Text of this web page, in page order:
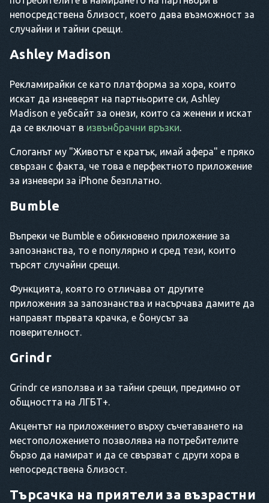
непосредствена близост, което дава възможност за
случайни и тайни срещи.
Ashley Madison
Рекламирайки се като платформа за хора, които
искат да изневерят на партньорите си, Ashley
Madison е уебсайт за онези, които са женени и искат
да се включат в извънбрачни връзки.
Слоганът му "Животът е кратък, имай афера" е пряко
свързан с факта, че това е перфектното приложение
за изневери за iPhone безплатно.
Bumble
Въпреки че Bumble е обикновено приложение за
запознанства, то е популярно и сред тези, които
търсят случайни срещи.
Функцията, която го отличава от другите
приложения за запознанства и насърчава дамите да
направят първата крачка, е бонусът за
поверителност.
Grindr
Grindr се използва и за тайни срещи, предимно от
общността на ЛГБТ+.
Акцентът на приложението върху съчетаването на
местоположението позволява на потребителите
бързо да намират и да се свързват с други хора в
непосредствена близост.
Търсачка на приятели за възрастни